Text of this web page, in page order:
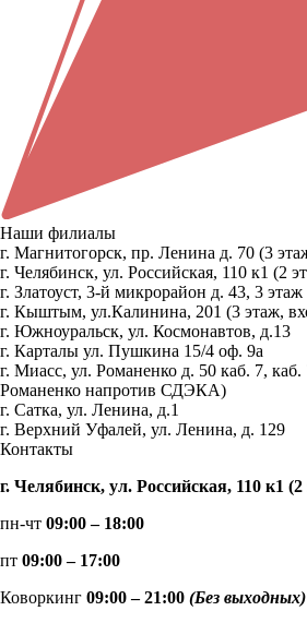
Наши филиалы
г. Магнитогорск, пр. Ленина д. 70 (3
г. Челябинск, ул. Российская, 110 к1 (2
г. Златоуст, 3-й микрорайон д. 43, 3 этаж
г. Кыштым, ул.Калинина, 201 (3 этаж,
г. Южноуральск, ул. Космонавтов, д.13
г. Карталы ул. Пушкина 15/4 оф. 9а
г. Миасс, ул. Романенко д. 50 каб. 7,
Романенко напротив СДЭКА)
г. Сатка, ул. Ленина, д.1
г. Верхний Уфалей, ул. Ленина, д. 129
Контакты
г. Челябинск, ул. Российская, 110 к1
пн-чт 09:00 – 18:00
пт 09:00 – 17:00
Коворкинг 09:00 – 21:00 (Без выходных)